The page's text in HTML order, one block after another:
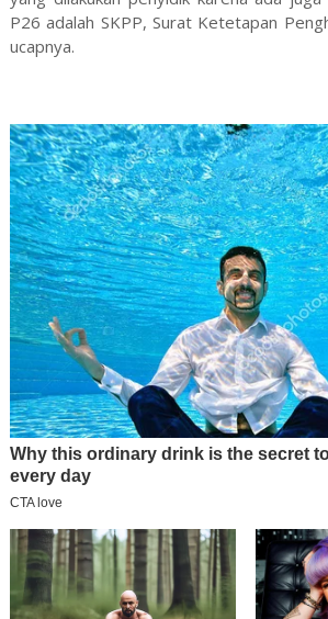
P26 adalah SKPP, Surat Ketetapan
ucapnya.